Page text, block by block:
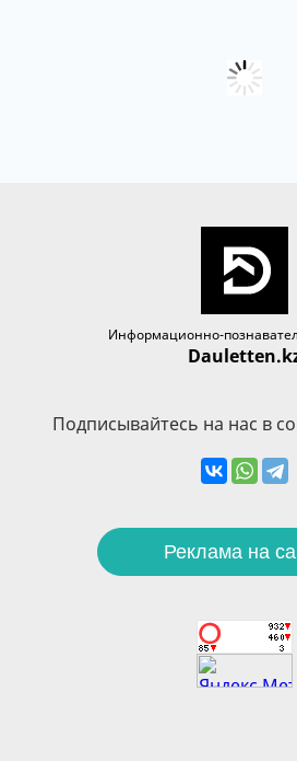
Информационно-
Подписывайтесь на нас в
Реклама на